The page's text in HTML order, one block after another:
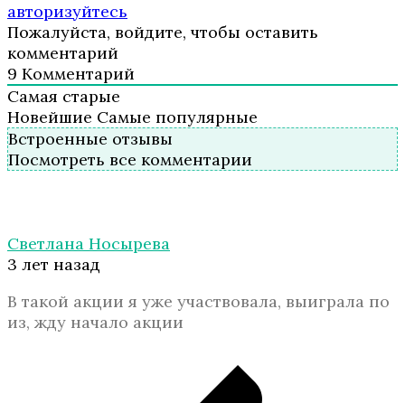
авторизуйтесь
Пожалуйста, войдите, чтобы оставить
комментарий
9 Комментарий
Самая старые
Новейшие Самые популярные
Встроенные отзывы
Посмотреть все комментарии
Светлана Носырева
3 лет назад
В такой акции я уже участвовала, выиграла по
из, жду начало акции